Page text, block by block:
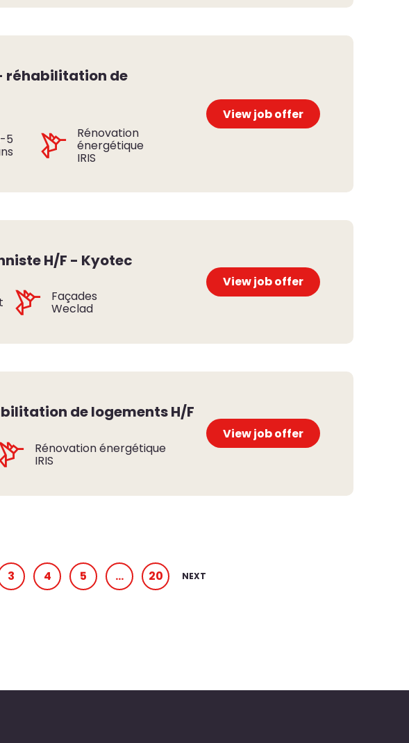
réhabilitation de
5 Rénovation
énergétique
IRIS
View job offer
H/F - Kyotec
Façades
Weclad
View job offer
de logements H/F
Rénovation énergétique
IRIS
View job offer
3 4 5 … 20 NEXT